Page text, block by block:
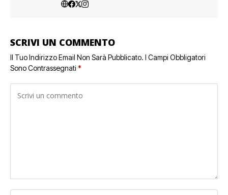
SCRIVI UN COMMENTO
Il Tuo Indirizzo Email Non Sarà Pubblicato. I Campi Obbligatori
Sono Contrassegnati *